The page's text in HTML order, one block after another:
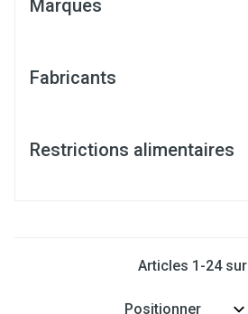
Marques
Fabricants
Restrictions alimentaires
Articles 1 -24sur